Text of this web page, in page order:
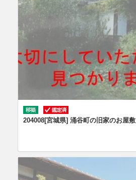
204008[宮城県] 涌谷町の旧家のお屋敷